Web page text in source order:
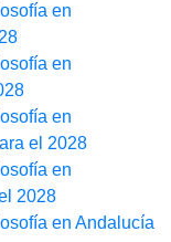
en
en
en
el 2028
en
2028
en Andalucía